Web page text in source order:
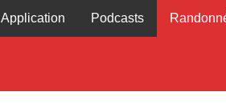
Application Podcasts